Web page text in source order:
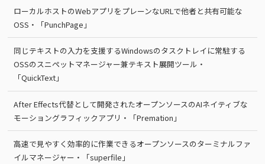
ローカルホストのWebアプリをプレーンなURLで他者と共有可能な
OSS・「PunchPage」
同じテキストの入力を支援するWindowsのタスクトレイに常駐する
OSSのスニペットマネージャー兼テキスト展開ツール・
「QuickText」
After Effects代替として開発されたオープンソースのAIネイティブな
モーショングラフィックアプリ・「Premation」
高速で見やすく効率的に作業できるオープンソースのターミナルファ
イルマネージャー・「superfile」